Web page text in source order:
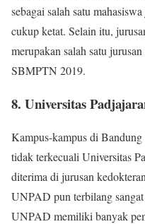
sebagai salah satu
cukup ketat. Selain itu,
merupakan salah satu
SBMPTN 2019.
8. Universitas
Kampus-kampus di
tidak terkecuali Universitas
diterima di jurusan
UNPAD pun terbilang
UNPAD memiliki banyak